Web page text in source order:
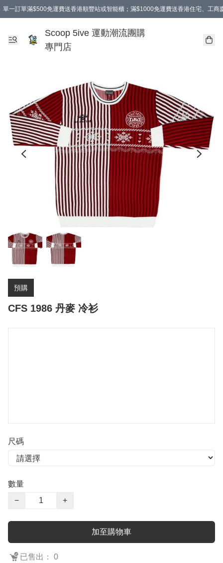
單一訂單滿$500免運費送香港順豐站或智能櫃；滿$1000免運費送香港住宅、工商
Scoop 5ive 運動潮流團購
專門店
預購
CFS 1986 丹麥 冷衫
尺碼
數量
−
+
加至購物車
已售出： 0